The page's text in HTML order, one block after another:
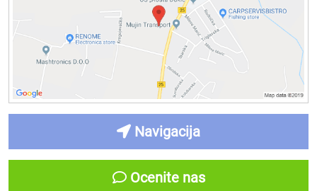
Navigacija
Ocenite nas